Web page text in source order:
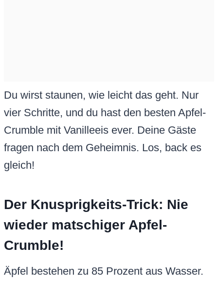
Du wirst staunen, wie leicht das geht. Nur
vier Schritte, und du hast den besten Apfel-
Crumble mit Vanilleeis ever. Deine Gäste
fragen nach dem Geheimnis. Los, back es
gleich!
Der Knusprigkeits-Trick: Nie
wieder matschiger Apfel-
Crumble!
Äpfel bestehen zu 85 Prozent aus Wasser.